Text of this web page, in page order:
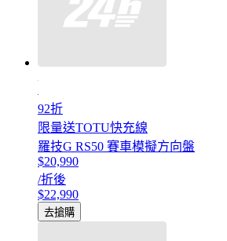
92折
限量送TOTU快充線
羅技G RS50 賽車模擬方向盤
$20,990
/折後
$22,990
去搶購